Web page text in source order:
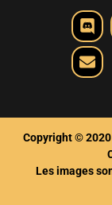
Copyright ©
Les images